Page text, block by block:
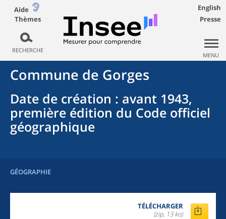
Aide
Thèmes
RECHERCHE
English
Presse
MENU
Commune de Gorges
Date de création : avant 1943,
première édition du Code officiel
géographique
GÉOGRAPHIE
TÉLÉCHARGER
(zip, 13 ko)